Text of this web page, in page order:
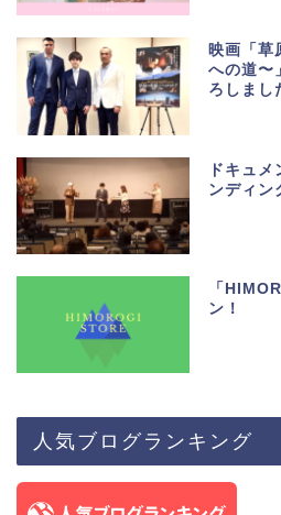
映画「草
への道〜
ろしまし
ドキュ
ンディン
「
ン！
人気ブログランキング